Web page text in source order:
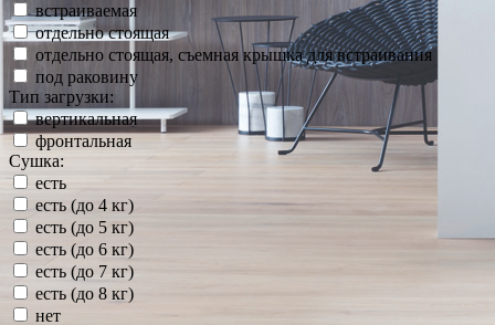
встраиваемая
отдельно стоящая
отдельно стоящая, съемная крышка для встраивания
под раковину
Тип загрузки:
вертикальная
фронтальная
Сушка:
есть
есть (до 4 кг)
есть (до 5 кг)
есть (до 6 кг)
есть (до 7 кг)
есть (до 8 кг)
нет